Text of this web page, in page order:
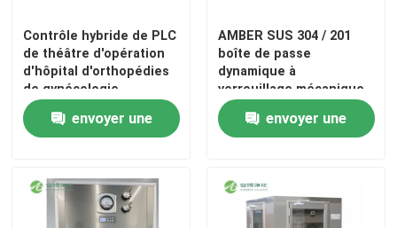
Unité de filtre de ventilateur
Évier médical d'acier inoxydable
air manipulant l'unité
Contrôle hybride de PLC
de théâtre d'opération
d'hôpital d'orthopédies
de gynécologie
envoyer une
AMBER SUS 304 / 201
boîte de passe
dynamique à
verrouillage mécanique
en pharmacie
envoyer une